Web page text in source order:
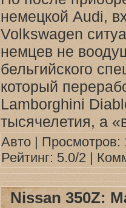
немецкой Audi,
Volkswagen
немцев не
бельгийского
который
Lamborghini
тысячелетия, а
Авто |
Рейтинг: 5.0/2 |
Nissan 350Z: